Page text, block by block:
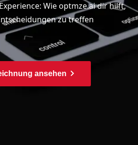
Wie optmze.ai dir hilft,
zu treffen
ansehen